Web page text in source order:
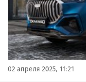
02 апреля 2025, 11:21